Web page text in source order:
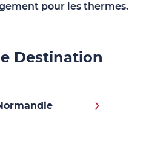
pour les thermes.
Destination